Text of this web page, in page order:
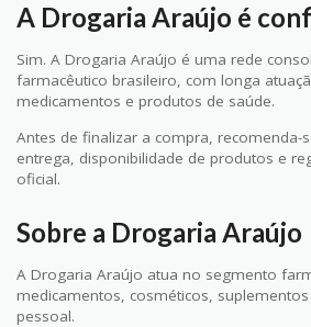
A Drogaria Araújo é
Sim. A Drogaria Araújo é uma rede
farmacêutico brasileiro, com longa
medicamentos e produtos de saúde.
Antes de finalizar a compra, recomenda-
entrega, disponibilidade de produtos e
oficial.
Sobre a Drogaria Araújo
A Drogaria Araújo atua no segmento
medicamentos, cosméticos,
pessoal.